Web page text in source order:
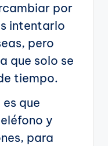
por
intentarlo
pero
que solo se
tiempo.
que
y
para